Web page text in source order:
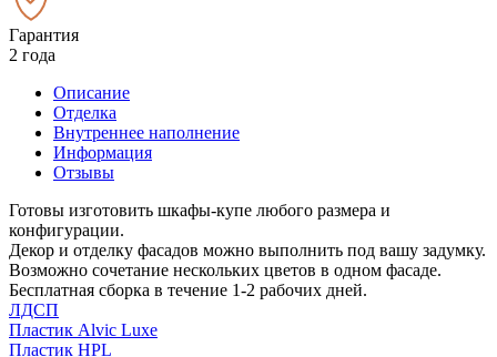
Гарантия
2 года
Описание
Отделка
Внутреннее наполнение
Информация
Отзывы
Готовы изготовить шкафы-купе любого размера и
конфигурации.
Декор и отделку фасадов можно выполнить под вашу задумку.
Возможно сочетание нескольких цветов в одном фасаде.
Бесплатная сборка в течение 1-2 рабочих дней.
ЛДСП
Пластик Alvic Luxe
Пластик HPL